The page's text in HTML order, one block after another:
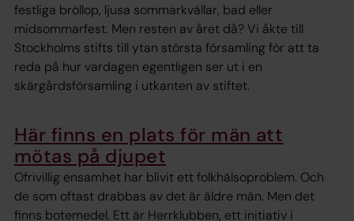
festliga bröllop, ljusa sommarkvällar, bad eller
midsommarfest. Men resten av året då? Vi åkte till
Stockholms stifts till ytan största församling för att ta
reda på hur vardagen egentligen ser ut i en
skärgårdsförsamling i utkanten av stiftet.
Här finns en plats för män att
mötas på djupet
Ofrivillig ensamhet har blivit ett folkhälsoproblem. Och
de som oftast drabbas av det är äldre män. Men det
finns botemedel. Ett är Herrklubben, ett initiativ i